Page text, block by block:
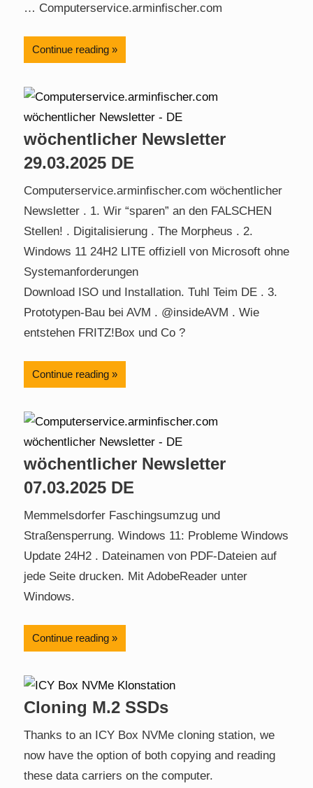
… Computerservice.arminfischer.com
Continue reading
wöchentlicher Newsletter
29.03.2025 DE
Computerservice.arminfischer.com wöchentlicher
Newsletter . 1. Wir “sparen” an den FALSCHEN
Stellen! . Digitalisierung . The Morpheus . 2.
Windows 11 24H2 LITE offiziell von Microsoft ohne
Systemanforderungen
Download ISO und Installation. Tuhl Teim DE . 3.
Prototypen-Bau bei AVM . @insideAVM . Wie
entstehen FRITZ!Box und Co ?
Continue reading
wöchentlicher Newsletter
07.03.2025 DE
Memmelsdorfer Faschingsumzug und
Straßensperrung. Windows 11: Probleme Windows
Update 24H2 . Dateinamen von PDF-Dateien auf
jede Seite drucken. Mit AdobeReader unter
Windows.
Continue reading
Cloning M.2 SSDs
Thanks to an ICY Box NVMe cloning station, we
now have the option of both copying and reading
these data carriers on the computer.